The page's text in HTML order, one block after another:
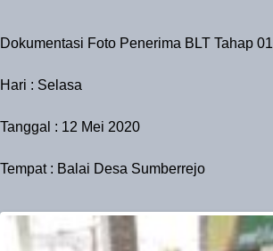
Dokumentasi Foto Penerima BLT Tahap 01
Hari : Selasa
Tanggal : 12 Mei 2020
Tempat : Balai Desa Sumberrejo